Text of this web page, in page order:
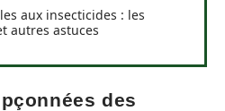
aux insecticides : les
autres astuces
des